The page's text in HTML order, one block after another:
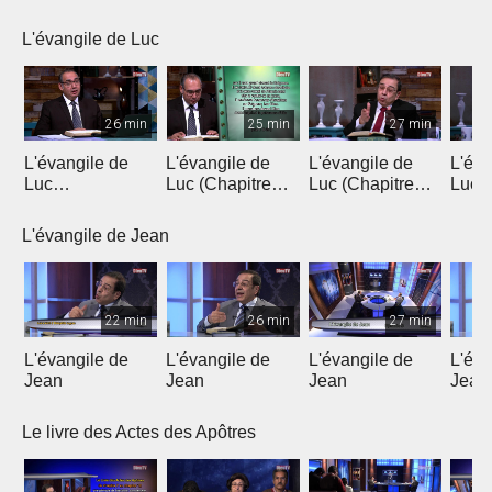
L'évangile de Luc
26 min
L'évangile de
Luc
25 min
L'évangile de
Luc (Chapitre
27 min
L'évangile de
Luc (Chapitre
Luc
L'évangile de Jean
22 min
L'évangile de
Jean
26 min
L'évangile de
Jean
27 min
L'évangile de
Jean
Jean
Le livre des Actes des Apôtres